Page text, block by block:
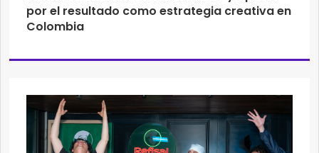
por el resultado como estrategia creativa en
Colombia